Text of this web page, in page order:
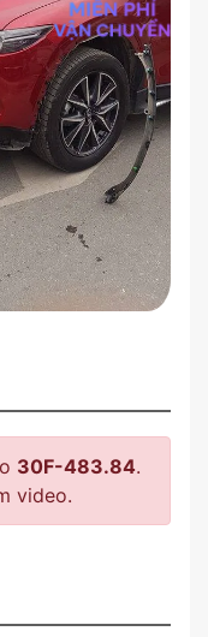
30F-483.84.
video.